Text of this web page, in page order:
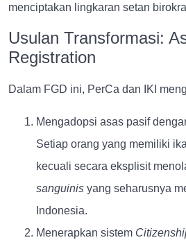
menciptakan lingkaran setan
Usulan Transformasi:
Registration
Dalam FGD ini, PerCa dan IKI
Mengadopsi asas pasif
Setiap orang yang memiliki
kecuali secara eksplisit
sanguinisyang seharusnya
Indonesia.
Menerapkan sistem